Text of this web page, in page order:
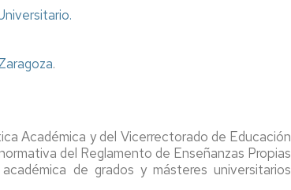
.
Académica y del Vicerrectorado de Educación
del Reglamento de Enseñanzas Propias
de grados y másteres universitarios